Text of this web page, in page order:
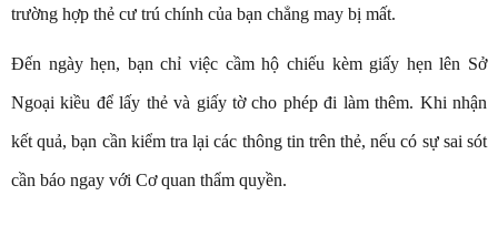
trường hợp thẻ cư trú chính của bạn chẳng may bị mất.
Đến ngày hẹn, bạn chỉ việc cầm hộ chiếu kèm giấy hẹn lên Sở
Ngoại kiều để lấy thẻ và giấy tờ cho phép đi làm thêm. Khi nhận
kết quả, bạn cần kiểm tra lại các thông tin trên thẻ, nếu có sự sai sót
cần báo ngay với Cơ quan thẩm quyền.